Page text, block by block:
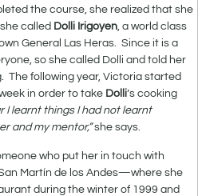
the course, she realized that she
called Dolli Irigoyen, a world class
General Las Heras. Since it is a
so she called Dolli and told her
The following year, Victoria started
in order to take Dolli’s cooking
I learnt things I had not learnt
and my mentor,”she says.
who put her in touch with
Martín de los Andes—where she
during the winter of 1999 and